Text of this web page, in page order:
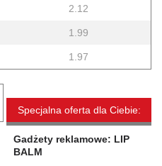
2.12
1.99
1.97
Specjalna oferta dla Ciebie:
Gadżety reklamowe: LIP
BALM